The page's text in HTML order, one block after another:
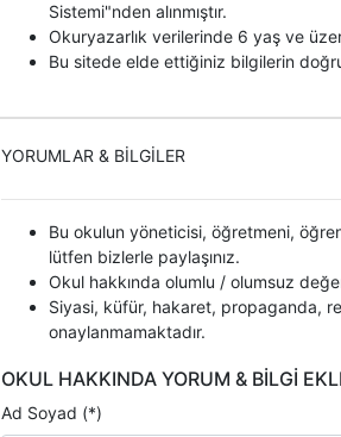
Sistemi"nden alınmıştır.
Okuryazarlık verilerinde 6 yaş ve
Bu sitede elde ettiğiniz bilgilerin
YORUMLAR & BİLGİLER
Bu okulun yöneticisi, öğretmeni,
lütfen bizlerle paylaşınız.
Okul hakkında olumlu / olumsuz
Siyasi, küfür, hakaret, propaganda,
onaylanmamaktadır.
OKUL HAKKINDA YORUM & BİLGİ
Ad Soyad (*)